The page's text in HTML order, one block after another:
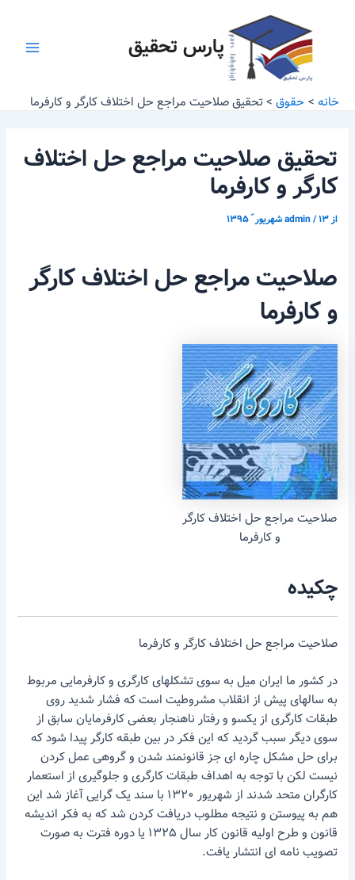
پارس تحقیق
خانه حقوق تحقیق صلاحیت مراجع حل اختلاف کارگر و کارفرما
تحقیق صلاحیت مراجع حل اختلاف
کارگر و کارفرما
از admin/۱۳ شهریور ّ ۱۳۹۵
صلاحیت مراجع حل اختلاف کارگر
و کارفرما
صلاحیت مراجع حل اختلاف کارگر
و کارفرما
چکیده
صلاحیت مراجع حل اختلاف کارگر و کارفرما
در کشور ما ایران میل به سوی تشکلهای کارگری و کارفرمایی مربوط
به سالهای پیش از انقلاب مشروطیت است که فشار شدید روی
طبقات کارگری از یکسو و رفتار ناهنجار بعضی کارفرمایان سابق از
سوی دیگر سبب گردید که این فکر در بین طبقه کارگر پیدا شود که
برای حل مشکل چاره ای جز قانونمند شدن و گروهی عمل کردن
نیست لکن با توجه به اهداف طبقات کارگری و جلوگیری از استعمار
کارگران متحد شدند از شهریور ۱۳۲۰ با سند یک گرایی آغاز شد این
هم به پیوستن و نتیجه مطلوب دریافت کردن شد که به فکر اندیشه
قانون و طرح اولیه قانون کار سال ۱۳۲۵ یا دوره فترت به صورت
تصویب نامه ای انتشار یافت.